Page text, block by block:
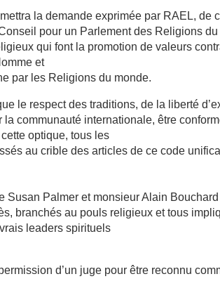
la demande exprimée par RAEL, de
pour un Parlement des Religions
qui font la promotion de valeurs
et
par les Religions du monde.
le respect des traditions, de la liberté
communauté internationale, être
optique, tous les
au crible des articles de ce code
Susan Palmer et monsieur Alain
branchés au pouls religieux et tous
leaders spirituels
d’un juge pour être reconnu